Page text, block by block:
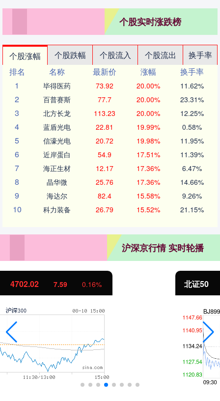
个股实时涨跌榜
个股涨幅 个股跌幅 个股流入 个股流出
换手率
排名
名称 最新价 涨幅
换手率
1
毕得医药 73.92 20.00% 11.62%
2 百普赛斯 77.7 20.00% 23.31%
3 北方长龙 113.23 20.00% 12.25%
4 蓝盾光电 22.81 19.99% 0.58%
5 信濠光电 20.72 19.98% 11.95%
6 近岸蛋白 54.9 17.51% 11.39%
7 海正生材 12.17 17.36% 6.47%
8 晶华微 25.76 17.36% 14.66%
9 海达尔 82.4 15.58% 9.26%
10 科力装备 26.79 15.52% 21.15%
沪深京行情 实时轮播
北证50 1122.88